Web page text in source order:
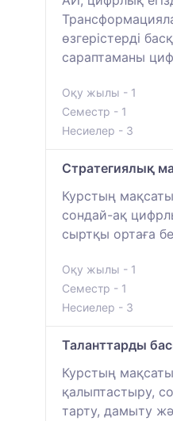
өзгерістерді
сараптаманы
Оқу жылы - 1
Семестр - 1
Несиелер - 3
Стратегиялық
Курстың
сондай-ақ
сыртқы ортаға
Оқу жылы - 1
Семестр - 1
Несиелер - 3
Таланттарды
Курстың
қалыптастыру,
тарту, дамыту